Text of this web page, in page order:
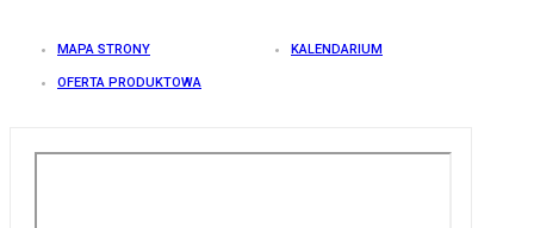
MAPA STRONY KALENDARIUM
OFERTA PRODUKTOWA